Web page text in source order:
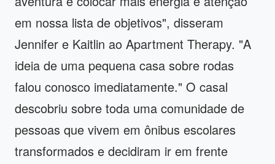
em nossa lista de objetivos", disseram
Jennifer e Kaitlin ao Apartment Therapy. "A
ideia de uma pequena casa sobre rodas
falou conosco imediatamente." O casal
descobriu sobre toda uma comunidade de
pessoas que vivem em ônibus escolares
transformados e decidiram ir em frente